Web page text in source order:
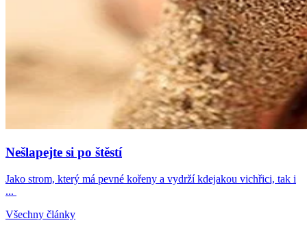
Nešlapejte si po štěstí
Jako strom, který má pevné kořeny a vydrží kdejakou vichřici, tak i
...
Všechny články